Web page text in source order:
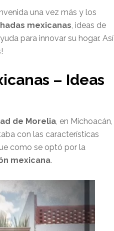
una vez más y los
mexicanas, ideas de
para innovar su hogar. Así
– Ideas
de Morelia, en Michoacán,
con las características
como se optó por la
mexicana.